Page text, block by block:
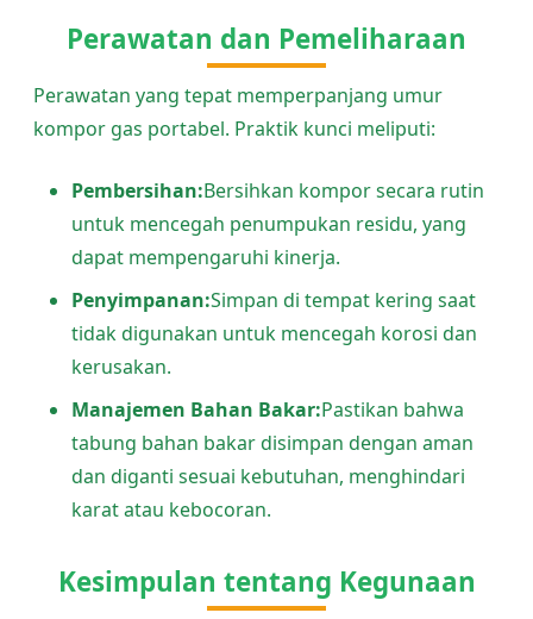
Perawatan dan Pemeliharaan
Perawatan yang tepat memperpanjang umur
kompor gas portabel. Praktik kunci meliputi:
Pembersihan:Bersihkan kompor secara rutin
untuk mencegah penumpukan residu, yang
dapat mempengaruhi kinerja.
Penyimpanan:Simpan di tempat kering saat
tidak digunakan untuk mencegah korosi dan
kerusakan.
Manajemen Bahan Bakar:Pastikan bahwa
tabung bahan bakar disimpan dengan aman
dan diganti sesuai kebutuhan, menghindari
karat atau kebocoran.
Kesimpulan tentang Kegunaan